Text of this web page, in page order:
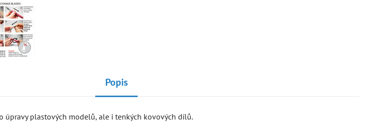
Popis
úpravy plastových modelů, ale i tenkých kovových dílů.